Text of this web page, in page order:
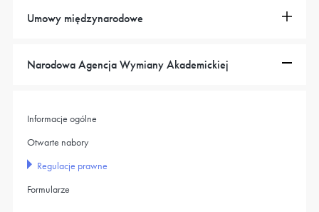
Umowy międzynarodowe
Narodowa Agencja Wymiany Akademickiej
Informacje ogólne
Otwarte nabory
Regulacje prawne
Formularze